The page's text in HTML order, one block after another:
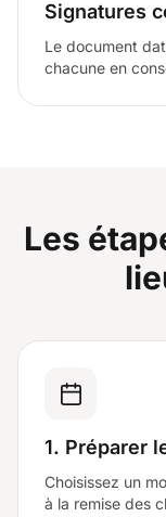
Signatures
Le document
chacune en
Les
1. Préparer
Choisissez un
à la remise des